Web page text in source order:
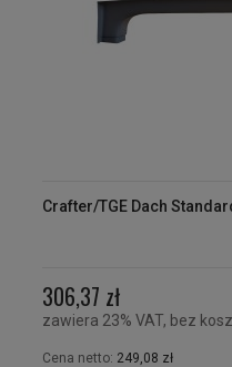
Crafter/TGE Dach
306,37 zł
zawiera 23% VAT, bez
Cena netto: 249,08 zł